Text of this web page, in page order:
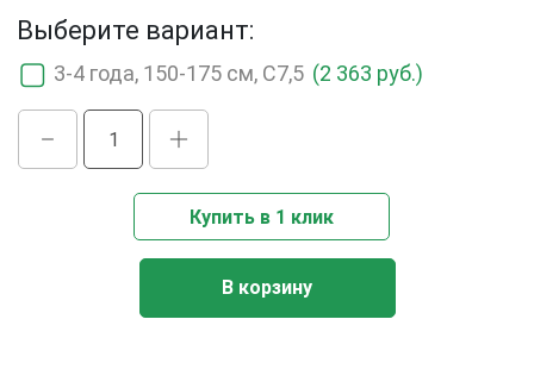
Выберите вариант:
3-4 года, 150-175 см, С7,5 (2 363 руб.)
Купить в 1 клик
В корзину